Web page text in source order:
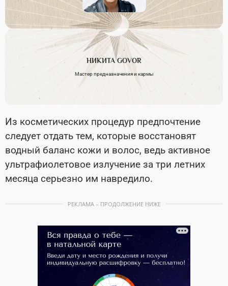
НИКИТА GOVOR
Мастер предназначения и кармы
Из косметических процедур предпочтение
следует отдать тем, которые восстановят
водный баланс кожи и волос, ведь активное
ультрафиолетовое излучение за три летних
месяца серьезно им навредило.
РЕКЛАМА – ПРОДОЛЖЕНИЕ НИЖЕ